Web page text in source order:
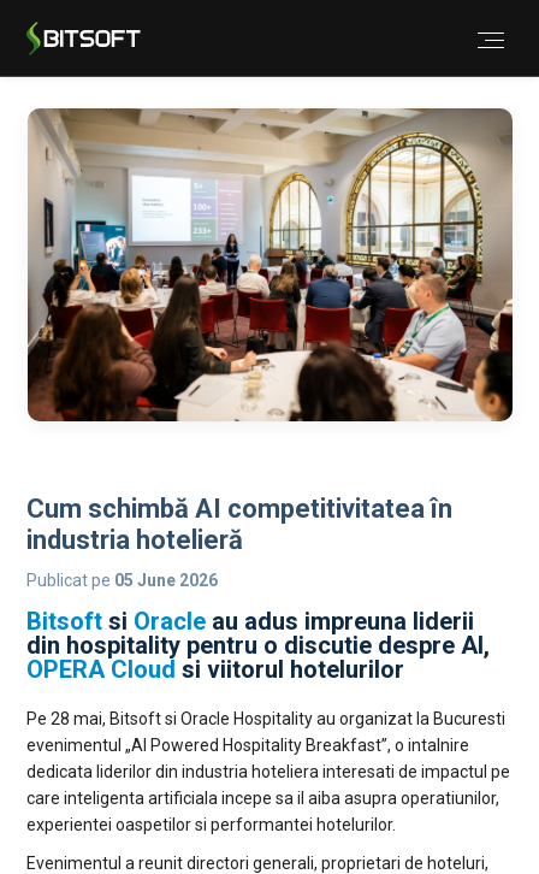
Cum schimbă AI competitivitatea în
industria hotelieră
Publicat pe 05 June 2026
Bitsoft si Oracle au adus impreuna liderii
din hospitality pentru o discutie despre AI,
OPERA Cloud si viitorul hotelurilor
Pe 28 mai, Bitsoft si Oracle Hospitality au organizat la Bucuresti
evenimentul „AI Powered Hospitality Breakfast”, o intalnire
dedicata liderilor din industria hoteliera interesati de impactul pe
care inteligenta artificiala incepe sa il aiba asupra operatiunilor,
experientei oaspetilor si performantei hotelurilor.
Evenimentul a reunit directori generali, proprietari de hoteluri,